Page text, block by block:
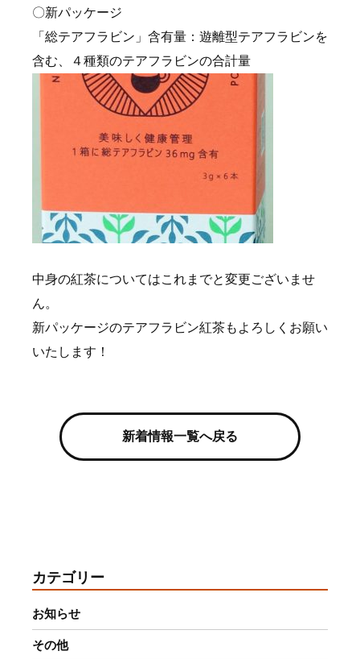
〇新パッケージ
「総テアフラビン」含有量：遊離型テアフラビンを
含む、４種類のテアフラビンの合計量
中身の紅茶についてはこれまでと変更ございませ
ん。
新パッケージのテアフラビン紅茶もよろしくお願い
いたします！
新着情報一覧へ戻る
カテゴリー
お知らせ
その他